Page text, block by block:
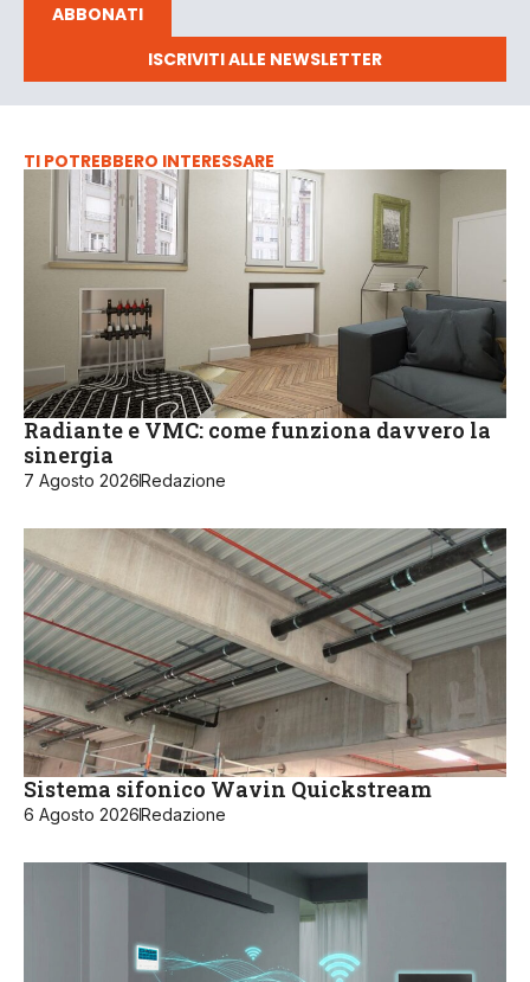
ABBONATI
ISCRIVITI ALLE NEWSLETTER
TI POTREBBERO INTERESSARE
Radiante e VMC: come funziona davvero la
sinergia
7 Agosto 2026Redazione
Sistema sifonico Wavin Quickstream
6 Agosto 2026Redazione